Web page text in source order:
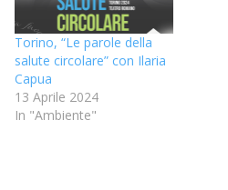
Torino, “Le parole della
salute circolare” con Ilaria
Capua
13 Aprile 2024
In "Ambiente"